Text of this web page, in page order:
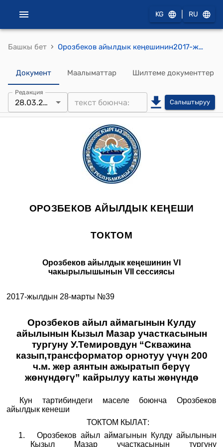
KG RU
Башкы бет › Орозбеков айылдык кеңешинин2017-жылдын 28-мартындагы №39 "Орозбеков айыл аймагынын Кулду айылынын Кызыл Мазар участкасынын тургуну У.Темировдун “Скважина казып,трансформатор орнотуу үчүн 200 ч.м. жер аянтын ажыратып берүү жөнүндөгү” кайрылуу каты жөнүндө" токтому
Документ Маалыматтар Шилтеме документтер
Редакция
28.03.2017 Салыштыруу